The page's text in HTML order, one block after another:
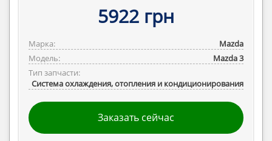
5922 грн
Марка:
Mazda
Модель:
Mazda 3
Тип запчасти:
Система охлаждения, отопления и кондиционирования
Заказать сейчас